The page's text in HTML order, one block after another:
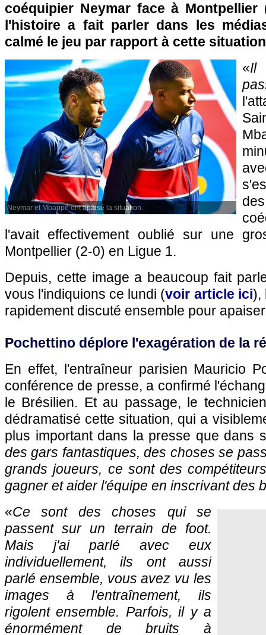
coéquipier Neymar face à
l'histoire a fait parler dans les
calmé le jeu par rapport à cette
Neymar et Mbappé ont apaisé la situation.
«Il
l'avait effectivement oublié sur une
Montpellier (2-0) en Ligue 1.
Depuis, cette image a beaucoup fait
vous l'indiquions ce lundi (voir article ici),
rapidement discuté ensemble pour
Pochettino déplore l'exagération de la
En effet, l'entraîneur parisien Mauricio
conférence de presse, a confirmé
le Brésilien. Et au passage, le
dédramatisé cette situation, qui a
plus important dans la presse que dans
des gars fantastiques, des choses se
grands joueurs, ce sont des
gagner et aider l'équipe en inscrivant des
«Ce sont des choses qui se
passent sur un terrain de foot.
Mais j'ai parlé avec eux
individuellement, ils ont aussi
parlé ensemble, vous avez vu les
images à l'entraînement, ils
rigolent ensemble. Parfois, il y a
énormément de bruits à